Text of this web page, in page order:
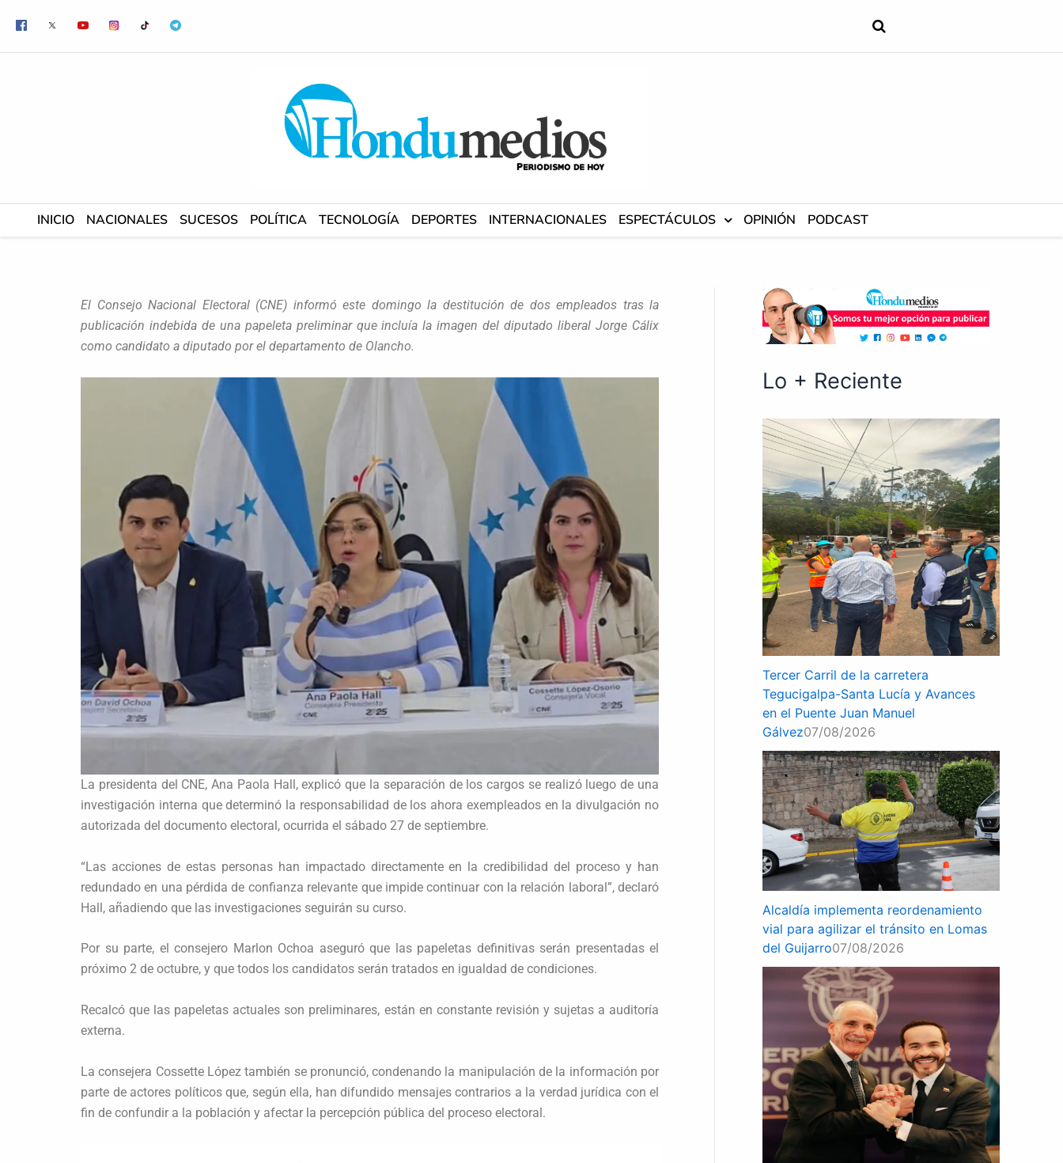
contenido
INICIO NACIONALES SUCESOS POLÍTICA TECNOLOGÍA DEPORTES INTERNACIONALES ESPECTÁCULOS OPINIÓN PODCAST
El Consejo Nacional Electoral (CNE) informó este domingo la destitución de dos empleados tras la
publicación indebida de una papeleta preliminar que incluía la imagen del diputado liberal Jorge Cálix
como candidato a diputado por el departamento de Olancho.
La presidenta del CNE, Ana Paola Hall, explicó que la separación de los cargos se realizó luego de una
investigación interna que determinó la responsabilidad de los ahora exempleados en la divulgación no
autorizada del documento electoral, ocurrida el sábado 27 de septiembre.
“Las acciones de estas personas han impactado directamente en la credibilidad del proceso y han
redundado en una pérdida de confianza relevante que impide continuar con la relación laboral”, declaró
Hall, añadiendo que las investigaciones seguirán su curso.
Por su parte, el consejero Marlon Ochoa aseguró que las papeletas definitivas serán presentadas el
próximo 2 de octubre, y que todos los candidatos serán tratados en igualdad de condiciones.
Recalcó que las papeletas actuales son preliminares, están en constante revisión y sujetas a auditoría
externa.
La consejera Cossette López también se pronunció, condenando la manipulación de la información por
parte de actores políticos que, según ella, han difundido mensajes contrarios a la verdad jurídica con el
fin de confundir a la población y afectar la percepción pública del proceso electoral.
Lo + Reciente
Tercer Carril de la carretera
Tegucigalpa-Santa Lucía y Avances
en el Puente Juan Manuel
Gálvez07/08/2026
Alcaldía implementa reordenamiento
vial para agilizar el tránsito en Lomas
del Guijarro07/08/2026